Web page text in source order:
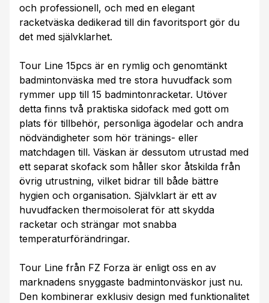
och professionell, och med en elegant
racketväska dedikerad till din favoritsport gör du
det med självklarhet.
Tour Line 15pcs är en rymlig och genomtänkt
badmintonväska med tre stora huvudfack som
rymmer upp till 15 badmintonracketar. Utöver
detta finns två praktiska sidofack med gott om
plats för tillbehör, personliga ägodelar och andra
nödvändigheter som hör tränings- eller
matchdagen till. Väskan är dessutom utrustad med
ett separat skofack som håller skor åtskilda från
övrig utrustning, vilket bidrar till både bättre
hygien och organisation. Självklart är ett av
huvudfacken thermoisolerat för att skydda
racketar och strängar mot snabba
temperaturförändringar.
Tour Line från FZ Forza är enligt oss en av
marknadens snyggaste badmintonväskor just nu.
Den kombinerar exklusiv design med funktionalitet